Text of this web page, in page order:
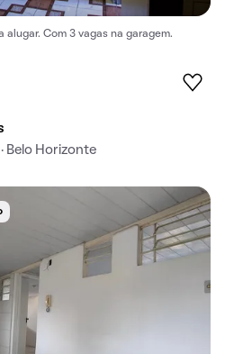
Com 3 vagas na garagem.
Belo Horizonte